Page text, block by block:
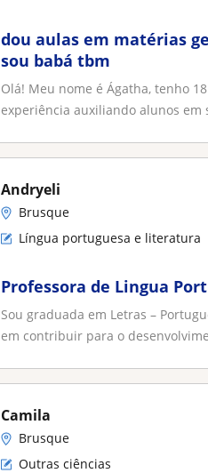
dou aulas em matérias
sou babá tbm
Olá! Meu nome é Ágatha, tenho
experiência auxiliando alunos em
Andryeli
Brusque
Língua portuguesa e literatura
Professora de Lingua
Sou graduada em Letras –
em contribuir para o
Camila
Brusque
Outras ciências